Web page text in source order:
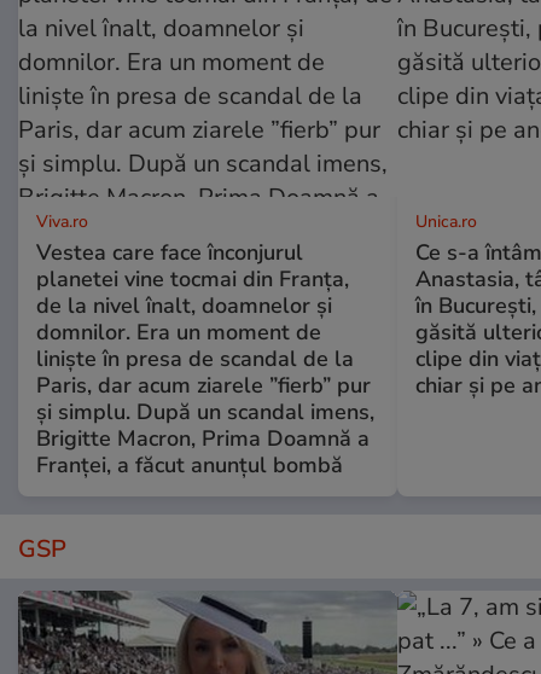
Viva.ro
Vestea care face înconjurul
planetei vine tocmai din Franța,
de la nivel înalt, doamnelor și
domnilor. Era un moment de
liniște în presa de scandal de la
Paris, dar acum ziarele ”fierb” pur
și simplu. După un scandal imens,
Brigitte Macron, Prima Doamnă a
Franței, a făcut anunțul bombă
Unica.ro
Ce s-a
Anastasia,
în
găsită
clipe din
chiar și pe
GSP